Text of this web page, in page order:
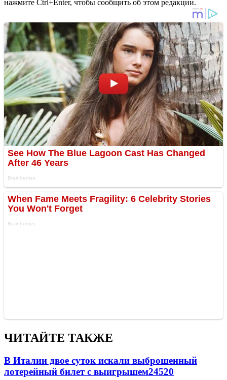
нажмите Ctrl+Enter, чтобы сообщить об этом редакции.
ЧИТАЙТЕ ТАКЖЕ
В Италии двое суток искали выброшенный
лотерейный билет с выигрышем24520